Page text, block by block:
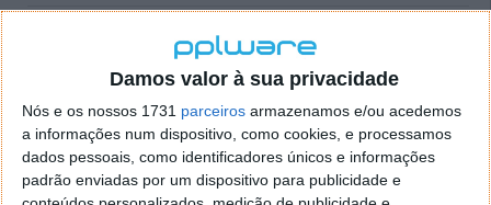
Damos valor à sua privacidade
Nós e os nossos 1731 parceiros armazenamos e/ou acedemos
a informações num dispositivo, como cookies, e processamos
dados pessoais, como identificadores únicos e informações
padrão enviadas por um dispositivo para publicidade e
Cansado de preços exorbitantes ou de gastar
verdadeiras fortunas pelo Windows, ou Office? A
Goodoffer24.comtem tudo o que precisa, desde o
Microsoft Windows 11 Home OEM CD-KEY GLOBAL
até ao Office 365, antivírus, ferramentas de
produtividade e muito mais, a preços que cabem no